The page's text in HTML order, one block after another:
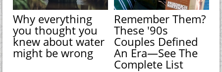
Why everything
you thought you
knew about water
might be wrong
Remember Them?
These '90s
Couples Defined
An Era—See The
Complete List